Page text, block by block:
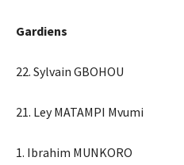
Gardiens
22. Sylvain GBOHOU
21. Ley MATAMPI Mvumi
1. Ibrahim MUNKORO